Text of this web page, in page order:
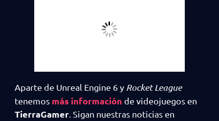
Aparte de Unreal Engine 6 y Rocket League
tenemos más información de videojuegos en
TierraGamer. Sigan nuestras noticias en